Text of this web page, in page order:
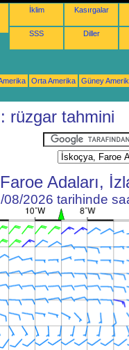
İklim Kasırgalar
SSS Diller
Orta Amerika
Güney
rüzgar tahmini
Adaları,
08/2026 tarihinde